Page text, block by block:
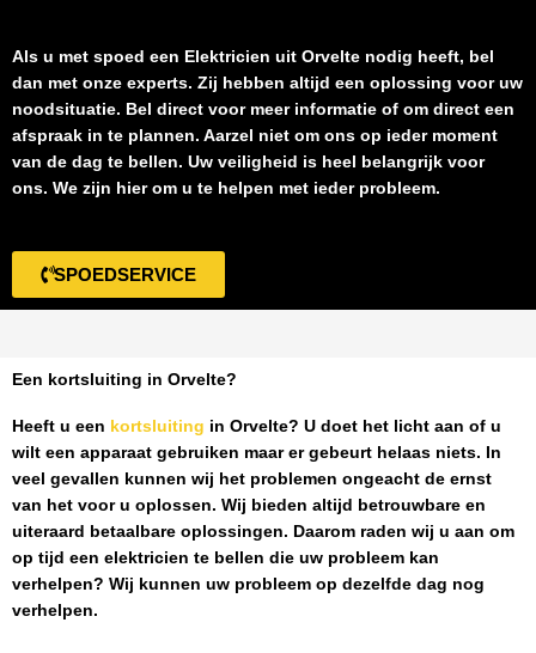
Als u met spoed een Elektricien uit Orvelte nodig heeft, bel
dan met onze experts. Zij hebben altijd een oplossing voor uw
noodsituatie. Bel direct voor meer informatie of om direct een
afspraak in te plannen. Aarzel niet om ons op ieder moment
van de dag te bellen. Uw veiligheid is heel belangrijk voor
ons. We zijn hier om u te helpen met ieder probleem.
SPOEDSERVICE
Een kortsluiting in Orvelte?
Heeft u een kortsluiting in Orvelte? U doet het licht aan of u
wilt een apparaat gebruiken maar er gebeurt helaas niets. In
veel gevallen kunnen wij het problemen ongeacht de ernst
van het voor u oplossen. Wij bieden altijd betrouwbare en
uiteraard betaalbare oplossingen. Daarom raden wij u aan om
op tijd een elektricien te bellen die uw probleem kan
verhelpen? Wij kunnen uw probleem op dezelfde dag nog
verhelpen.